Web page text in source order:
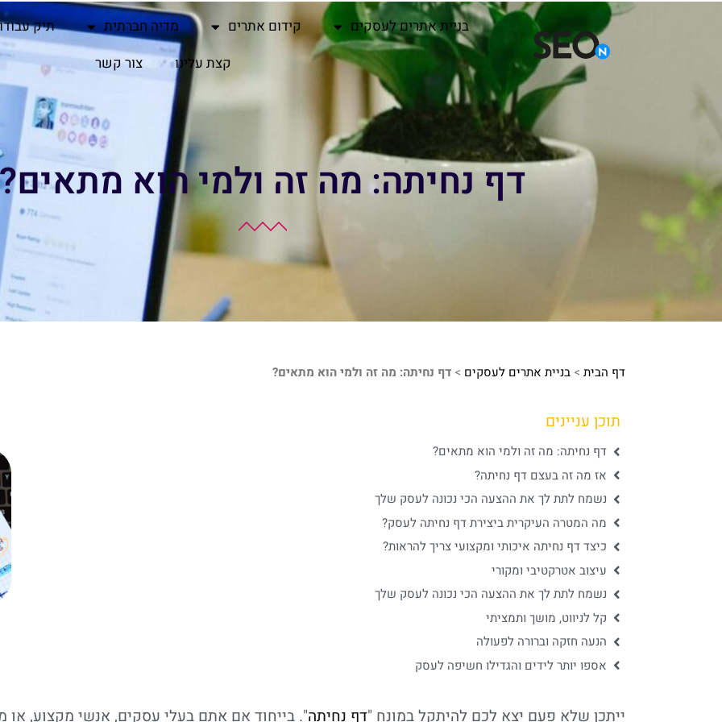
בניית אתרים לעסקים קידום אתרים מדיה חברתית
תיק
קצת עלינו
צור קשר
דף נחיתה: מה זה ולמי הוא מתאים?
דף הבית > בניית אתרים לעסקים > דף נחיתה: מה זה ולמי הוא מתאים?
תוכן עניינים
דף נחיתה: מה זה ולמי הוא מתאים?
אז מה זה בעצם דף נחיתה?
נשמח לתת לך את ההצעה הכי נכונה לעסק שלך
מה המטרה העיקרית ביצירת דף נחיתה לעסק?
כיצד דף נחיתה איכותי ומקצועי צריך להראות?
עיצוב אטרקטיבי ומקורי
נשמח לתת לך את ההצעה הכי נכונה לעסק שלך
קל לניווט, מושך ותמציתי
הנעה חזקה וברורה לפעולה
אספו יותר לידים והגדילו חשיפה לעסק
ייתכן שלא פעם יצא לכם להיתקל במונח "דף נחיתה". בייחוד אם אתם בעלי עסקים, אנשי מקצוע, או